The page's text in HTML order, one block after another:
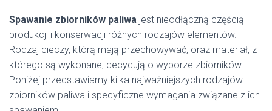
Spawanie zbiorników paliwa jest nieodłączną częścią
produkcji i konserwacji różnych rodzajów elementów.
Rodzaj cieczy, którą mają przechowywać, oraz materiał, z
którego są wykonane, decydują o wyborze zbiorników.
Poniżej przedstawiamy kilka najważniejszych rodzajów
zbiorników paliwa i specyficzne wymagania związane z ich